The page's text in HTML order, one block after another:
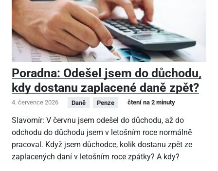
Poradna: Odešel jsem do důchodu,
kdy dostanu zaplacené daně zpět?
4. července 2026 Daně Penze čtení na 2 minuty
Slavomír: V červnu jsem odešel do důchodu, až do
odchodu do důchodu jsem v letošním roce normálně
pracoval. Když jsem důchodce, kolik dostanu zpět ze
zaplacených daní v letošním roce zpátky? A kdy?